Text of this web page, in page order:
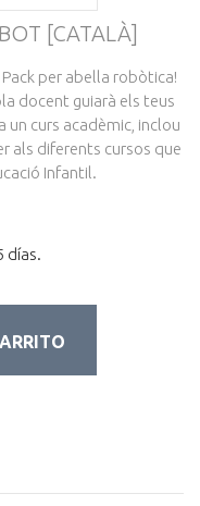
[CATALÀ]
per abella robòtica!
docent guiarà els teus
curs acadèmic, inclou
als diferents cursos que
Infantil.
días.